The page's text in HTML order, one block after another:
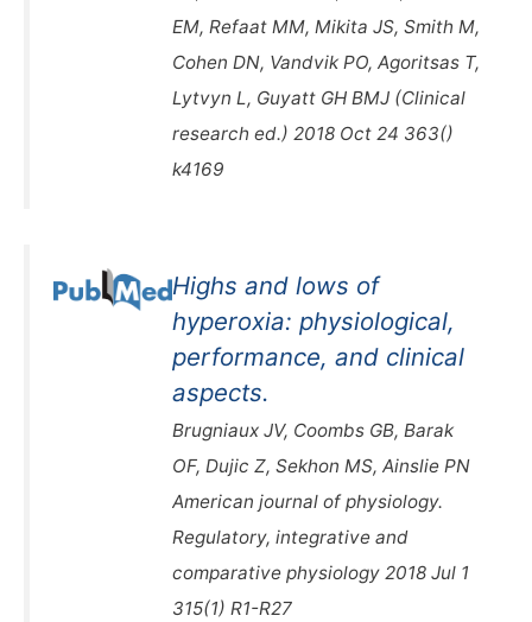
EM, Refaat MM, Mikita JS, Smith M,
Cohen DN, Vandvik PO, Agoritsas T,
Lytvyn L, Guyatt GH BMJ (Clinical
research ed.) 2018 Oct 24 363()
k4169
Highs and lows of
hyperoxia: physiological,
performance, and clinical
aspects.
Brugniaux JV, Coombs GB, Barak
OF, Dujic Z, Sekhon MS, Ainslie PN
American journal of physiology.
Regulatory, integrative and
comparative physiology 2018 Jul 1
315(1) R1-R27